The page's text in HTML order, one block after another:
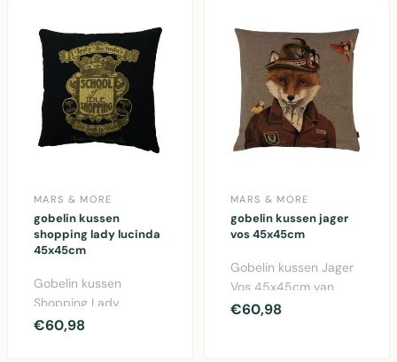
MARS & MORE
gobelin kussen
shopping lady lucinda
45x45cm
Gobelin kussen
Shopping Lady
Lucinda 45x45cm van
€60,98
MARS & MORE
gobelin kussen jager
vos 45x45cm
Gobelin kussen Jager
Vos 45x45cm van
Mars & More. Prachtig
€60,98